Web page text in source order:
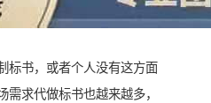
标书，或者个人没有这方面
需求代做标书也越来越多，